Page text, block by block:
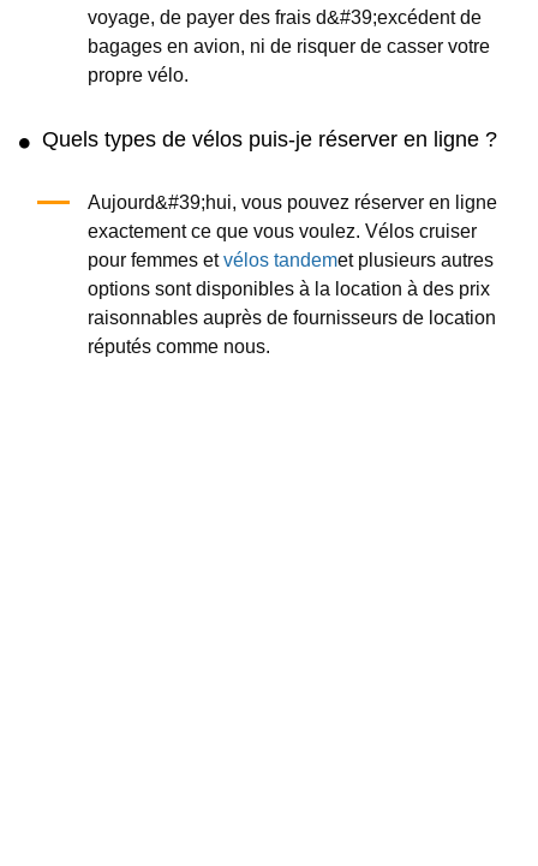
voyage, de payer des frais d&#39;excédent de
bagages en avion, ni de risquer de casser votre
propre vélo.
Quels types de vélos puis-je réserver en ligne ?
Aujourd&#39;hui, vous pouvez réserver en ligne
exactement ce que vous voulez. Vélos cruiser
pour femmes etvélos tandemet plusieurs autres
options sont disponibles à la location à des prix
raisonnables auprès de fournisseurs de location
réputés comme nous.